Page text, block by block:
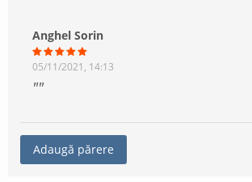
Anghel Sorin
05/11/2021, 14:13
Adaugă părere